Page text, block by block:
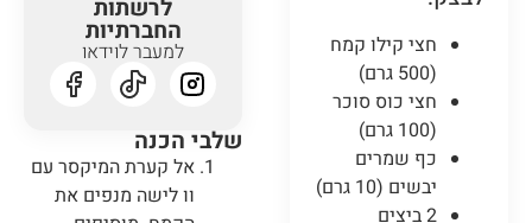
חצי קילו קמח
(500 גרם)
חצי כוס סוכר
(100 גרם)
כף שמרים
יבשים (10 גרם)
2 ביצים
לרשתות
החברתיות
למעבר לוידאו
שלבי הכנה
אל קערת המיקסר עם
וו לישה מנפים את